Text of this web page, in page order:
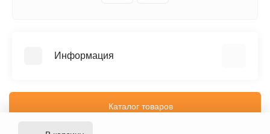
Информация
Каталог товаров